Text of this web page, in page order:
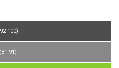
100)
91)